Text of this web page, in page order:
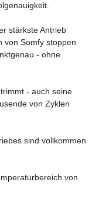
stärkste Antrieb
von Somfy stoppen
- ohne
- auch seine
von Zyklen
sind vollkommen
von